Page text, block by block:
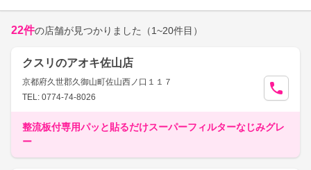
22件の店舗が見つかりました （1~20件目）
クスリのアオキ佐山店
京都府久世郡久御山町佐山西ノ口１１７
TEL: 0774-74-8026
整流板付専用パッと貼るだけスーパーフィルターなじみグレ
ー